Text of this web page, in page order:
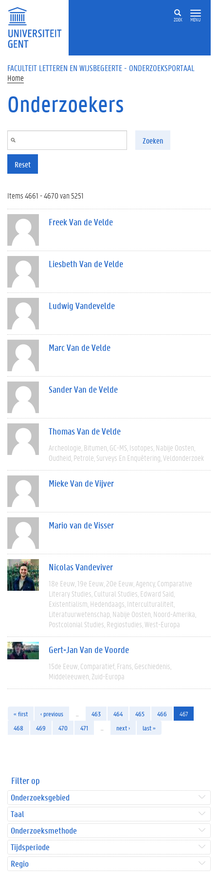
Overslaan en naar de inhoud gaan
ZOEK MENU
FACULTEIT LETTEREN EN WIJSBEGEERTE - ONDERZOEKSPORTAAL
Home
Onderzoekers
Zoeken
Reset
Items 4661 - 4670 van 5251
Freek Van de Velde
Liesbeth Van de Velde
Ludwig Vandevelde
Marc Van de Velde
Sander Van de Velde
Thomas Van de Velde
Archeologie Bitumen GC-MS Isotopes Nabije Oosten
Oudheid Petrole Surveys En Enquêtering Veldonderzoek
Mieke Van de Vijver
Mario van de Visser
Nicolas Vandeviver
18e Eeuw 19e Eeuw 20e Eeuw Agency Comparative
Literary Studies Cultural Studies Edward Said
Existentialism Hedendaags Interculturaliteit
Literatuurwetenschap Nabije Oosten Noord-Amerika
Postcolonial Studies Regiostudies West-Europa
Gert-Jan Van de Voorde
15de Eeuw Comparatief Frans Geschiedenis
Middeleeuwen Zuid-Europa
« first ‹ previous 463 464 465 466
467
468
469 470 471 next › last »
Filter op
Onderzoeksgebied
Taal
Onderzoeksmethode
Tijdsperiode
Regio